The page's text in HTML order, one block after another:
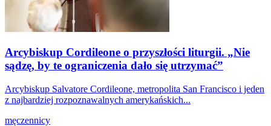
Arcybiskup Cordileone o przyszłości liturgii. „Nie
sądzę, by te ograniczenia dało się utrzymać”
Arcybiskup Salvatore Cordileone, metropolita San Francisco i jeden
z najbardziej rozpoznawalnych amerykańskich...
męczennicy